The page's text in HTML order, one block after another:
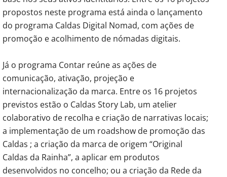
propostos neste programa está ainda o lançamento
do programa Caldas Digital Nomad, com ações de
promoção e acolhimento de nómadas digitais.
Já o programa Contar reúne as ações de
comunicação, ativação, projeção e
internacionalização da marca. Entre os 16 projetos
previstos estão o Caldas Story Lab, um atelier
colaborativo de recolha e criação de narrativas locais;
a implementação de um roadshow de promoção das
Caldas ; a criação da marca de origem “Original
Caldas da Rainha”, a aplicar em produtos
desenvolvidos no concelho; ou a criação da Rede da